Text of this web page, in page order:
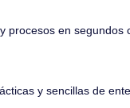
procesos en segundos
y sencillas de